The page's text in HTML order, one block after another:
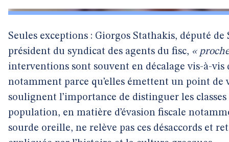
Seules exceptions : Giorgos Stathakis, député
président du syndicat des agents du fisc, «
interventions sont souvent en décalage vis-à-vis
notamment parce qu’elles émettent un point de
soulignent l’importance de distinguer les classes
population, en matière d’évasion fiscale
sourde oreille, ne relève pas ces désaccords et